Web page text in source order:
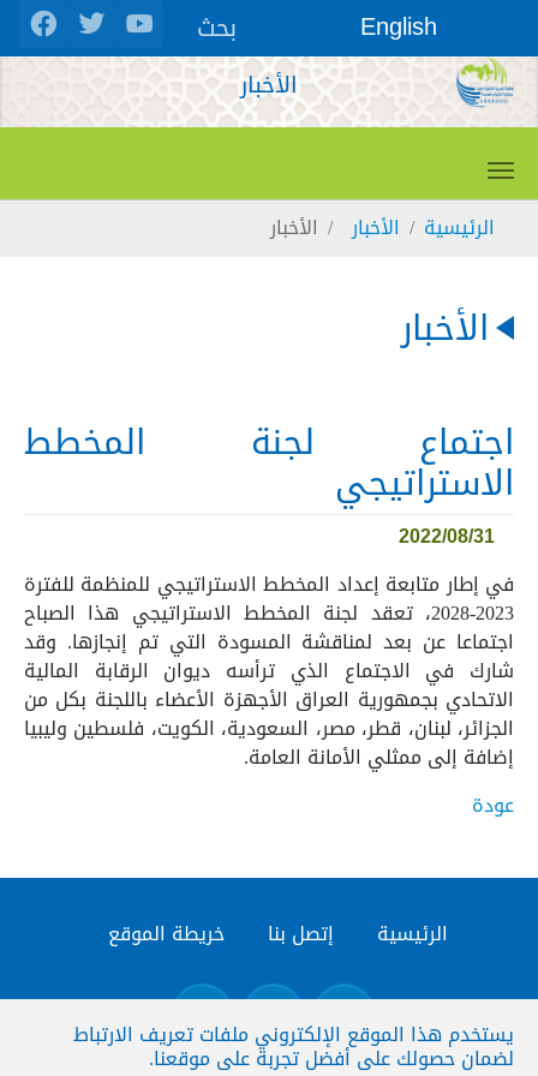
يستخدم هذا الموقع الإلكتروني ملفات تعريف الارتباط
لضمان حصولك على أفضل تجربة على موقعنا.
Skip to main content
English بحث
الأخبار
You are here:
الرئيسية الأخبار الأخبار
الأخبار
اجتماع لجنة المخطط
الاستراتيجي
2022/08/31
في إطار متابعة إعداد المخطط الاستراتيجي للمنظمة للفترة
2023-2028، تعقد لجنة المخطط الاستراتيجي هذا الصباح
اجتماعا عن بعد لمناقشة المسودة التي تم إنجازها. وقد
شارك في الاجتماع الذي ترأسه ديوان الرقابة المالية
الاتحادي بجمهورية العراق الأجهزة الأعضاء باللجنة بكل من
الجزائر، لبنان، قطر، مصر، السعودية، الكويت، فلسطين وليبيا
إضافة إلى ممثلي الأمانة العامة.
عودة
الرئيسية إتصل بنا خريطة الموقع